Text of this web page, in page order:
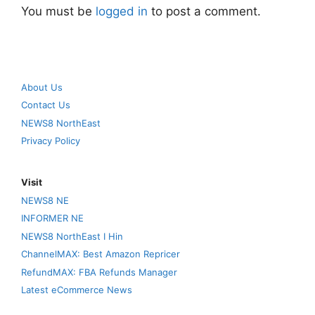
You must be logged in to post a comment.
About Us
Contact Us
NEWS8 NorthEast
Privacy Policy
Visit
NEWS8 NE
INFORMER NE
NEWS8 NorthEast I Hin
ChannelMAX: Best Amazon Repricer
RefundMAX: FBA Refunds Manager
Latest eCommerce News